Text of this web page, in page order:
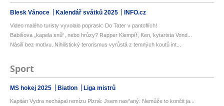
Blesk Vánoce Kalendář svátků 2025 INFO.cz
Video malého turisty vyvolalo poprask: Do Tater v pantoflích!
Babišova „kapela snů“, nebo hrůzy? Rapper Klempíř, Ken, kytarista Vond...
Násilí bez motivu. Nihilistický terorismus vyrůstá z temných koutů int...
Sport
MS hokej 2025 Biatlon Liga mistrů
Kapitán Vydra nechápal remízu Plzně: Jsem nas*aný. Nemůže to končit ja...